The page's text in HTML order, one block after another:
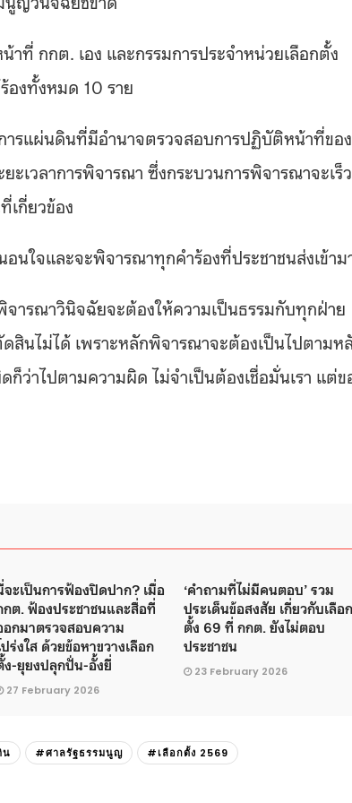
ที่ กกต. เอง และกรรมการประจำหน่วยเลือกตั้ง
งทั้งหมด 10 ราย
ารแผ่นดินที่มีอำนาจตรวจสอบการปฏิบัติหน้าที่ของ
เวลาการพิจารณา ซึ่งกระบวนการพิจารณาจะเร็ว
กี่ยวข้อง
ใจและจะพิจารณาทุกคำร้องที่ประชาชนส่งเข้าม
จารณาวินิจฉัยจะต้องให้ความเป็นธรรมกับทุกฝ่าย
นไม่ได้ เพราะหลักพิจารณาจะต้องเป็นไปตามห
ว่าไปตามความผิด ไม่จำเป็นต้องเชื่อมั่นเรา แต่ข
จะเป็นการฟ้องปิดปาก? เมื่อ
กต. ฟ้องประชาชนและสื่อที่
อกมาตรวจสอบความ
ร่งใส ด้วยข้อหาขวางเลือก
ง-ยุยงปลุกปั่น-อั้งยี่
27 February 2026
‘คำถามที่ไม่มีคนตอบ’ รวม
ประเด็นข้อสงสัย เกี่ยวกับเลือก
ตั้ง 69 ที่ กกต. ยังไม่ตอบ
ประชาชน
23 February 2026
น #ศาลรัฐธรรมนูญ #เลือกตั้ง 2569